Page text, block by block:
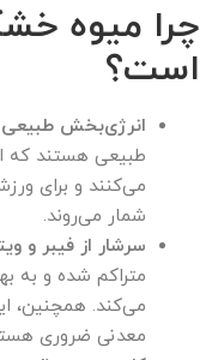
چرا میوه
است؟
انرژی‌بخش طبیعی
طبیعی هستند که
می‌کنند و برای
شمار می‌روند.
سرشار از فیبر و
متراکم شده و به
می‌کند. همچنین،
معدنی ضروری